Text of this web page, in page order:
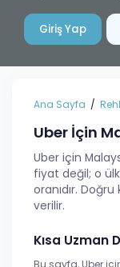
Giriş Yap
Ana Sayfa
Uber İçin
Uber için
fiyat değil; o
oranıdır.
verilir.
Kısa Uzman
Bu sayfa, Uber